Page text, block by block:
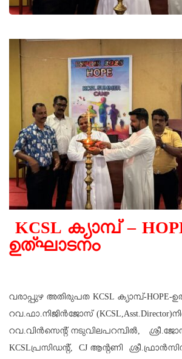
KCSL ക്യാമ്പ് –
ഉത്ഘാടനം
വരാപ്പുഴ അതിരുപത KCSL ക്യാമ്പ്-HOPE-
റവ.ഫാ.നിജിൻജോസ്
റവ.വിൻസെൻ്റ് നടുവിലപറമ്പിൽ,
KCSLപ്രസിഡൻ്റ്, CJ ആന്റണി